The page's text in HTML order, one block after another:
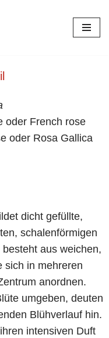
oder French rose
oder Rosa Gallica
dicht gefüllte,
schalenförmigen
aus weichen,
sich in mehreren
anordnen.
umgeben, deuten
Blühverlauf hin.
intensiven Duft